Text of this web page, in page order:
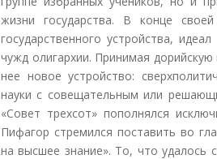
жизни государства. В конце
государственного устройства,
чужд олигархии. Принимая
нее новое устройство:
науки с совещательным или
«Совет трехсот» пополнялся
Пифагор стремился поставить во
на высшее знание». То, что удалось